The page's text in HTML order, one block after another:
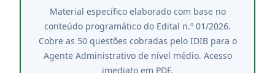
Material específico elaborado com base no
conteúdo programático do Edital n.º 01/2026.
Cobre as 50 questões cobradas pelo IDIB para o
Agente Administrativo de nível médio. Acesso
imediato em PDF.